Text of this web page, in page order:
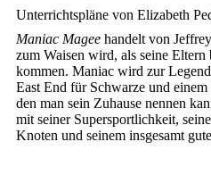
Unterrichtspläne von Elizabeth
Maniac Magee handelt von
zum Waisen wird, als seine
kommen. Maniac wird zur
East End für Schwarze und
den man sein Zuhause nennen
mit seiner Supersportlichkeit,
Knoten und seinem insgesamt